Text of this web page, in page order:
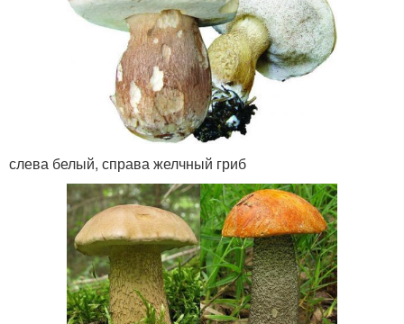
слева белый, справа желчный гриб